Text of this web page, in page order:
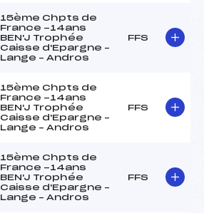
15ème Chpts de
France -14ans
BEN'J Trophée
Caisse d'Epargne –
Lange – Andros
FFS
15ème Chpts de
France -14ans
BEN'J Trophée
Caisse d'Epargne –
Lange – Andros
FFS
15ème Chpts de
France -14ans
BEN'J Trophée
Caisse d'Epargne –
Lange – Andros
FFS